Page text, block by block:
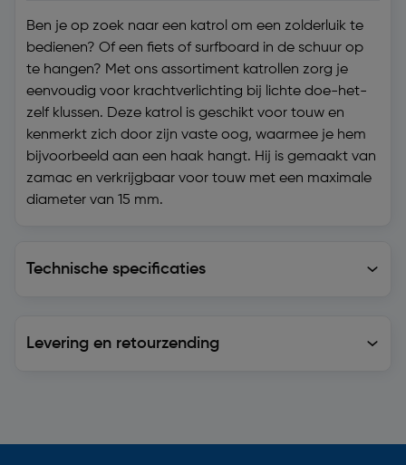
Ben je op zoek naar een katrol om een zolderluik te
bedienen? Of een fiets of surfboard in de schuur op
te hangen? Met ons assortiment katrollen zorg je
eenvoudig voor krachtverlichting bij lichte doe-het-
zelf klussen. Deze katrol is geschikt voor touw en
kenmerkt zich door zijn vaste oog, waarmee je hem
bijvoorbeeld aan een haak hangt. Hij is gemaakt van
zamac en verkrijgbaar voor touw met een maximale
diameter van 15 mm.
Technische specificaties
Levering en retourzending